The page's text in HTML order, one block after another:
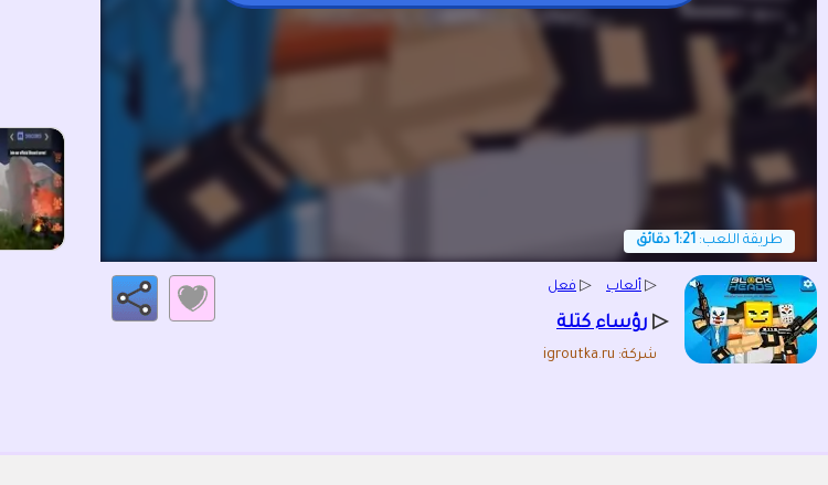
طريقة اللعب: 1:21 دقائق
▷ ألعاب ▷ فعل
▷ رؤساء كتلة
شركة: igroutka.ru